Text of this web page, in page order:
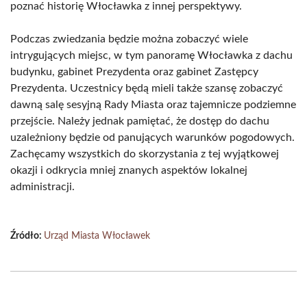
poznać historię Włocławka z innej perspektywy.
Podczas zwiedzania będzie można zobaczyć wiele
intrygujących miejsc, w tym panoramę Włocławka z dachu
budynku, gabinet Prezydenta oraz gabinet Zastępcy
Prezydenta. Uczestnicy będą mieli także szansę zobaczyć
dawną salę sesyjną Rady Miasta oraz tajemnicze podziemne
przejście. Należy jednak pamiętać, że dostęp do dachu
uzależniony będzie od panujących warunków pogodowych.
Zachęcamy wszystkich do skorzystania z tej wyjątkowej
okazji i odkrycia mniej znanych aspektów lokalnej
administracji.
Źródło: Urząd Miasta Włocławek